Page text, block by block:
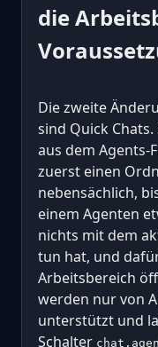
die
Die zweite
sind Quick
aus dem Agents-
zuerst einen
nebensächlich,
einem Agenten
nichts mit dem
tun hat, und
Arbeitsbereich
werden nur von
unterstützt und
Schalter